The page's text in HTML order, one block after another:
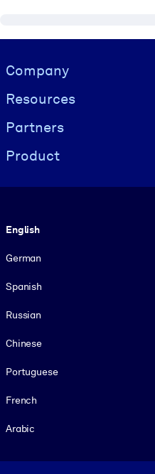
Visually hidden Text
Company
Resources
Partners
Product
English
German
Spanish
Russian
Chinese
Portuguese
French
Arabic